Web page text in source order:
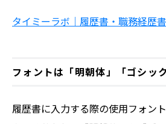
タイミーラボ｜履歴書・職務経歴
フォントは「明朝体」「ゴシッ
履歴書に入力する際の使用フォン